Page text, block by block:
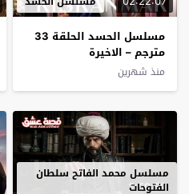
مسلسل الحسد الحلقة 33
مترجم – الاخيرة
منذ شهرين
2:59:59
مسلسل محمد الفاتح سلطان
الفتوحات